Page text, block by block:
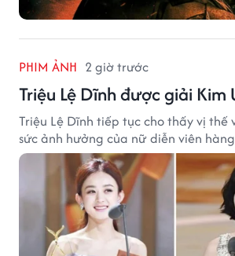
PHIM ẢNH 2 giờ trước
Triệu Lệ Dĩnh được giải Kim
Triệu Lệ Dĩnh tiếp tục cho thấy vị thế
sức ảnh hưởng của nữ diễn viên